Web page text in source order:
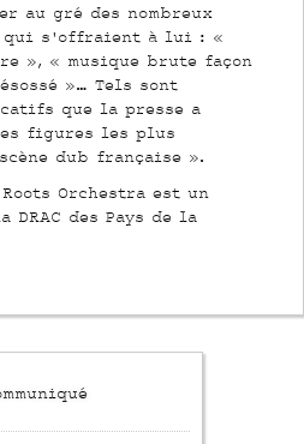
au gré des nombreux
qui s’offraient à lui : «
», « musique brute façon
»… Tels sont
que la presse a
figures les plus
dub française ».
Orchestra est un
des Pays de la